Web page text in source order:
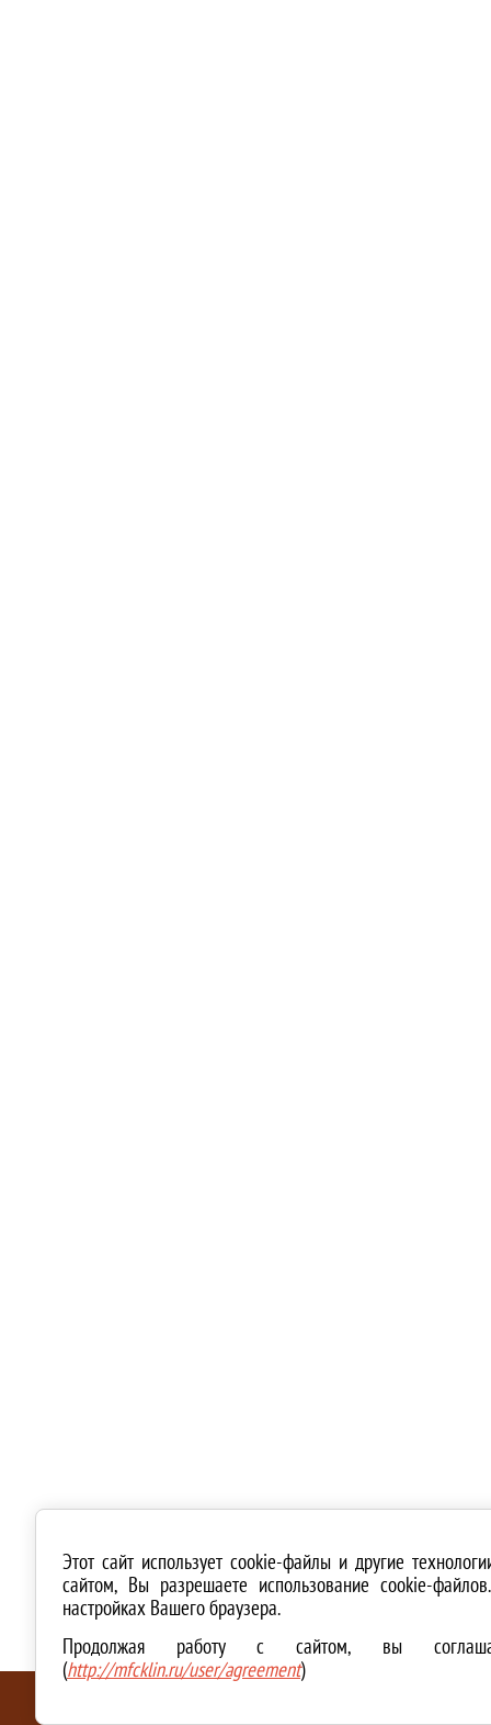
Этот сайт использует cookie-файлы и другие
сайтом, Вы разрешаете использование cookie-
настройках Вашего браузера.
Продолжая работу с сайтом, вы
(http://mfcklin.ru/user/agreement)